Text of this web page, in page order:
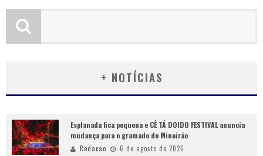
+ NOTÍCIAS
Esplanada fica pequena e CÊ TÁ DOIDO FESTIVAL anuncia
mudança para o gramado do Mineirão
Redacao 6 de agosto de 2026